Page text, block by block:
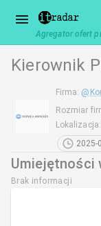
Agregator ofert
Kierownik
Firma: @
Rozmiar
Lokalizacja
2025-
Umiejętności
Brak informacji